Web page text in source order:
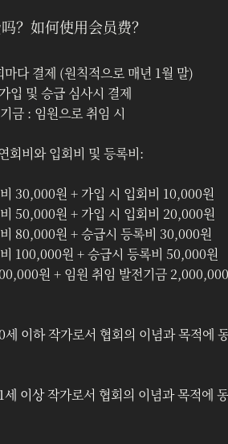
？如何使用会员费？
다 결제 (원칙적으로 매년 1월 말)
입 및 승급 심사시 결제
금 : 임원으로 취임 시
회비와 입회비 및 등록비:
30,000원 + 가입 시 입회비 10,000원
50,000원 + 가입 시 입회비 20,000원
80,000원 + 승급시 등록비 30,000원
100,000원 + 승급시 등록비 50,000원
원 + 임원 취임 발전기금 2,000,000
세 이하 작가로서 협회의 이념과 목적에
세 이상 작가로서 협회의 이념과 목적에 동